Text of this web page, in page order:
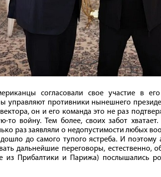
согласовали свое участие в
управляют противники нынешнего
он и его команда это не раз
то войну. Тем более, своих забот
раз заявляли о недопустимости любых
до самого тупого ястреба. И
дальнейшие переговоры, естественно,
из Прибалтики и Парижа) послышались